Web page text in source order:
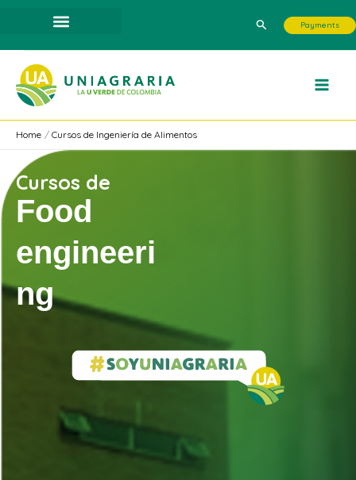
content
Search Payments
Home Cursos de Ingeniería de Alimentos
Cursos de
Food
engineeri
ng